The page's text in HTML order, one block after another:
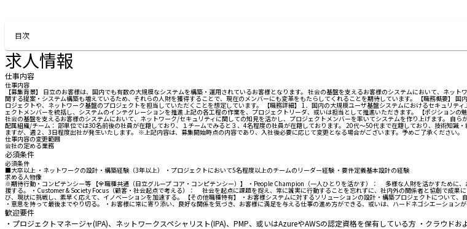
目次
求人情報
仕事内容
仕事内容
【募集背景】 日立のお客様は、国内でも有数の大規模なシステムを構築・運用されているお客様となります。 社会の基盤を支えるお客様のシステムにおいて、ネッ
関する提案・システム構築も増えているため、それらの人財を獲得することで、現在のメンバーにも変革をもたらしてくれることを期待しています。 【職務概要】
ロジェクトや、ネットワーク基盤のプロジェクトを担当していただくことを想定しています。 【職務詳細】 1．国内の大規模ユーザ基盤システムにおけるセキュリ
ェクトメンバーを統括し、システムのインテグレーションを推進 上記の各工程の作業を、プロジェクトリーダ、或いは担当として推進いただきます。 【ポジション
社会の基盤を支えるお客様のシステムにおいて、ネットワーク/セキュリティに関しての知見を活かし、プロジェクトメンバーを率いてシステムを作り上げます。 自
配属組織/チーム： 部単位では30名前後の社員が在籍しており、１チームでみると３、4名程度の社員が在籍しております。 20代～50代まで在籍しており、技術知
ますが、週２、3日程度出社が発生いたします。 ※上記内容は、募集開始時点の内容であり、入社後必要に応じて変更となる場合がございます。予めご了承ください。
仕事内容の変更範囲
会社の定める業務
必須条件
必須条件
■大卒以上 ・ネットワークの設計・構築経験（3年以上） ・プロジェクトにおいて5名程度以上のチームのリーダー経験 ・要件定義基本設計の経験
求める人物像
※期待行動・コンピテンシー等 【全職種共通（日立グループ コア・コンピテンシー）】 ・People Champion（一人ひとりを活かす）： 多様な人財を活かすために
援する。 ・Customer & Society Focus（顧客・社会起点で考える）： 社会を起点に課題を捉え、常に誠実に行動することを忘れずに、社内外の関係者と協創で成
び、現状に挑戦し、素早く応えて、イノベーションを加速する。 【その他職種特有】 ・お客様システムに対するソリューションの設計・構築プロジェクトについて
・意思を持って最後までやり切る。 ・お客様に常に寄り添い、良好な関係を気づき、お客様に満足を与える仕事の進め方ができる、或いは、ハードネゴシエーショ
歓迎要件
・プロジェクトマネージャ(IPA)、ネットワークスペシャリスト(IPA)、PMP、或いはAzureやAWSの認定資格を保有している方 ・クラウド